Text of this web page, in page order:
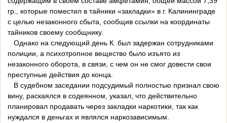
гр., которые поместил в тайники «закладки» в г. Калининграде
с целью незаконного сбыта, сообщив ссылки на координаты
тайников своему сообщнику.
Однако на следующий день К. был задержан сотрудниками
полиции, а психотропное вещество было изъято из
незаконного оборота, в связи, с чем он не смог довести свои
преступные действия до конца.
В судебном заседании подсудимый полностью признал свою
вину, раскаялся в содеянном, указал, что действительно
планировал продавать через закладки наркотики, так как
нуждался в деньгах и являлся наркозависимым.